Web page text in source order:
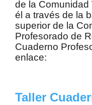
de la Comunidad
él a través de la
superior de la
Profesorado de
Cuaderno
enlace:
Taller